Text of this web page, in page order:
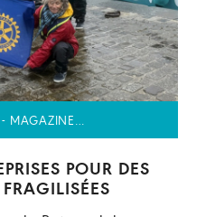
- MAGAZINE…
POUR DES